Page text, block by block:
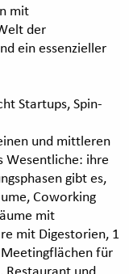
mit
der
ein essenzieller
Startups, Spin-
und mittleren
Wesentliche: ihre
gibt es,
Coworking
mit
mit Digestorien, 1
für
Restaurant und